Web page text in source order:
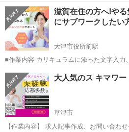
滋賀在住の方へ!や
にサブワークしたい
大津市役所前駅
■作業内容 カリキュラムに添った文字入力
わせのメッセージやり取り、SNSの運営など。 ・初心者の方
してお 仕 事していただけます ・作業量に
めます☆ ■活動...
滋賀 大津市役所前駅
大人気のス キマワー
草津市
【作業内容】 求人記事作成、お問い合わせやり取り、学びながら稼 い